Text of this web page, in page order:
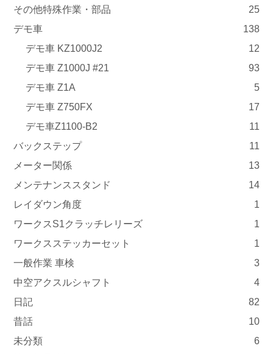
その他特殊作業・部品
25
デモ車
138
デモ車 KZ1000J2
12
デモ車 Z1000J #21
93
デモ車 Z1A
5
デモ車 Z750FX
17
デモ車Z1100-B2
11
バックステップ
11
メーター関係
13
メンテナンススタンド
14
レイダウン角度
1
ワークスS1クラッチレリーズ
1
ワークスステッカーセット
1
一般作業 車検
3
中空アクスルシャフト
4
日記
82
昔話
10
未分類
6